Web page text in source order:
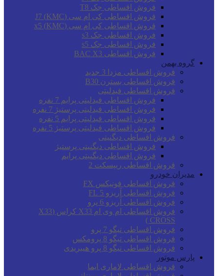
فروش اقساطی جک T8
فروش اقساطی کی ام سی (KMC) J7
فروش اقساطی کی ام سی (KMC) x5
فروش اقساطی جک s3
فروش اقساطی جک s5
فروش اقساطی BAC X3
گروه بهمن
فروش اقساطی مزدا 3 جدید
فروش اقساطی بسترن B30
فروش اقساطی فیدلیتی
فروش اقساطی فیدلیتی پرایم 7 نفره
فروش اقساطی فیدلیتی پرستیژ 7 نفره
فروش اقساطی فیدلیتی پرایم 5 نفره
فروش اقساطی فیدلیتی پرستیژ 5 نفره
فروش اقساطی دیگنیتی
فروش اقساطی دیگنیتی پرستیژ
فروش اقساطی دیگنیتی پرایم
فروش اقساطی ریپسکت 2
مدیران خودرو
فروش اقساطی فونیکس FX
فروش اقساطی آریزو 5 FL
فروش اقساطی آریزو 6 پرو
فروش اقساطی ام وی ام X33 کراس (X33
CROSS )
فروش اقساطی تیگو 7 پرو
فروش اقساطی تیگو 8 پرومکس
فروش اقساطی تیگو 8 پرو هیبریدی
پارس موتور
فروش اقساطی لاماری ایما